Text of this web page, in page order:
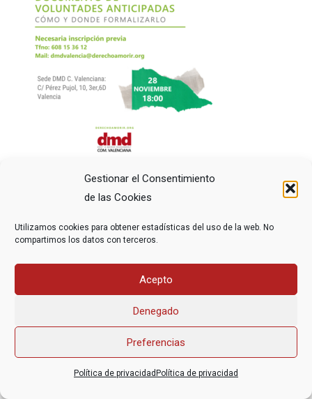
Gestionar el Consentimiento
de las Cookies
Utilizamos cookies para obtener estadísticas del uso de la web. No
compartimos los datos con terceros.
Acepto
Denegado
Preferencias
Política de privacidad Política de privacidad
informacion@derechoamorir.org